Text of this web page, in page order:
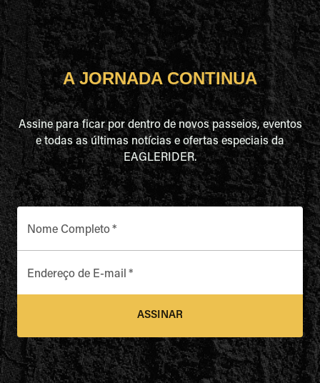
A JORNADA CONTINUA
Assine para ficar por dentro de novos passeios, eventos
e todas as últimas notícias e ofertas especiais da
EAGLERIDER.
Nome Completo*
Endereço de E-mail *
ASSINAR